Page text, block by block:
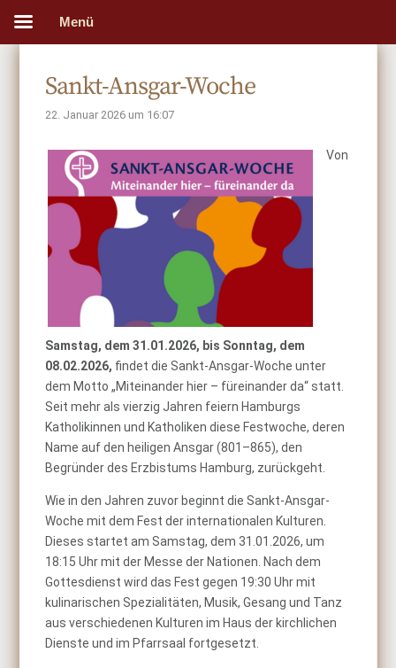
Sankt-Ansgar-Woche
22. Januar 2026 um 16:07
Von
Samstag, dem 31.01.2026, bis Sonntag, dem
08.02.2026, findet die Sankt-Ansgar-Woche unter
dem Motto „Miteinander hier – füreinander da“ statt.
Seit mehr als vierzig Jahren feiern Hamburgs
Katholikinnen und Katholiken diese Festwoche, deren
Name auf den heiligen Ansgar (801–865), den
Begründer des Erzbistums Hamburg, zurückgeht.
Wie in den Jahren zuvor beginnt die Sankt-Ansgar-
Woche mit dem Fest der internationalen Kulturen.
Dieses startet am Samstag, dem 31.01.2026, um
18:15 Uhr mit der Messe der Nationen. Nach dem
Gottesdienst wird das Fest gegen 19:30 Uhr mit
kulinarischen Spezialitäten, Musik, Gesang und Tanz
aus verschiedenen Kulturen im Haus der kirchlichen
Dienste und im Pfarrsaal fortgesetzt.
Menü